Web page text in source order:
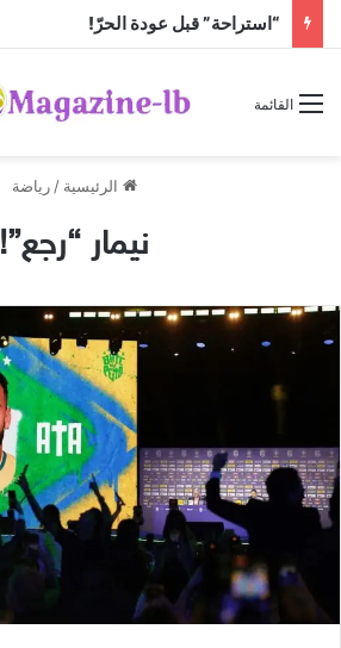
“استراحة” قبل عودة الحرّ!
القائمة
الرئيسية / رياضة
نيمار “رجع”!